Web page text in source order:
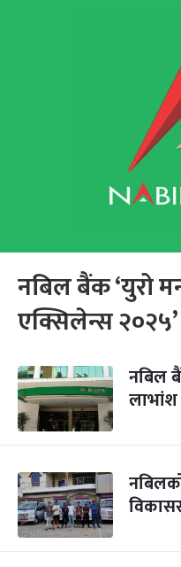
नबिल बैंक ‘युरो
एक्सिलेन्स
नबिल
लाभांश